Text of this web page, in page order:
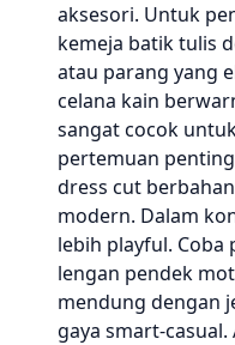
aksesori. Untuk
kemeja batik tulis
atau parang yang
celana kain
sangat cocok
pertemuan
dress cut
modern. Dalam
lebih playful. Coba
lengan pendek
mendung dengan
gaya smart-